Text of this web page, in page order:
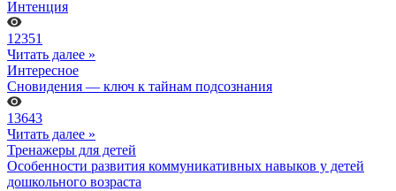
Интенция
12351
Читать далее »
Интересное
Сновидения — ключ к тайнам подсознания
13643
Читать далее »
Тренажеры для детей
Особенности развития коммуникативных навыков у детей
дошкольного возраста